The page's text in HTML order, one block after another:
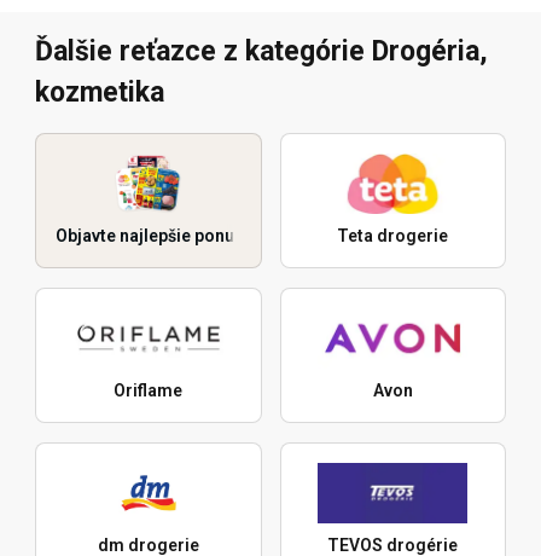
Ďalšie reťazce z kategórie Drogéria,
kozmetika
Objavte najlepšie ponuky Teta drogerie
Oriflame Avon
dm drogerie TEVOS drogérie